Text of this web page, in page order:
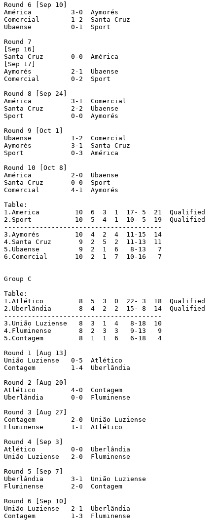
Round 6 [Sep 10]
América   	 3-0  Aymorés
Comercial 	 1-2  Santa Cruz
Ubaense   	 0-1  Sport
Round 7
[Sep 16]
Santa Cruz	 0-0  América
[Sep 17]
Aymorés		 2-1  Ubaense
Comercial	 0-2  Sport
Round 8 [Sep 24]
América		 3-1  Comercial
Santa Cruz	 2-2  Ubaense
Sport		 0-0  Aymorés
Round 9	[Oct 1]
Ubaense		 1-2  Comercial
Aymorés		 3-1  Santa Cruz
Sport		 0-3  América
Round 10 [Oct 8]
América		 2-0  Ubaense
Santa Cruz	 0-0  Sport
Comercial	 4-1  Aymorés
Table:
1.America	  10  6  3  1  17- 5  21  Qualified
2.Sport		  10  5  4  1  10- 5  19  Qualified
----------------------------------------
3.Aymorés	  10  4  2  4  11-15  14
4.Santa Cruz	   9  2  5  2  11-13  11
5.Ubaense	   9  2  1  6   8-13   7
6.Comercial	  10  2  1  7  10-16   7
Group C
Table:
1.Atlético	   8  5  3  0  22- 3  18  Qualified
2.Uberlândia	   8  4  2  2  15- 8  14  Qualified
----------------------------------------
3.União Luziense   8  3  1  4   8-18  10
4.Fluminense	   8  2  3  3   9-13   9
5.Contagem	   8  1  1  6   6-18   4
Round 1 [Aug 13]
União Luziense 	 0-5  Atlético
Contagem 	 1-4  Uberlândia
Round 2 [Aug 20]
Atlético 	 4-0  Contagem
Uberlândia 	 0-0  Fluminense
Round 3 [Aug 27]
Contagem 	 2-0  União Luziense
Fluminense 	 1-1  Atlético
Round 4 [Sep 3]
Atlético 	 0-0  Uberlândia
União Luziense 	 2-0  Fluminense
Round 5 [Sep 7]
Uberlândia 	 3-1  União Luziense
Fluminense 	 2-0  Contagem
Round 6 [Sep 10]
União Luziense 	 2-1  Uberlândia
Contagem 	 1-3  Fluminense